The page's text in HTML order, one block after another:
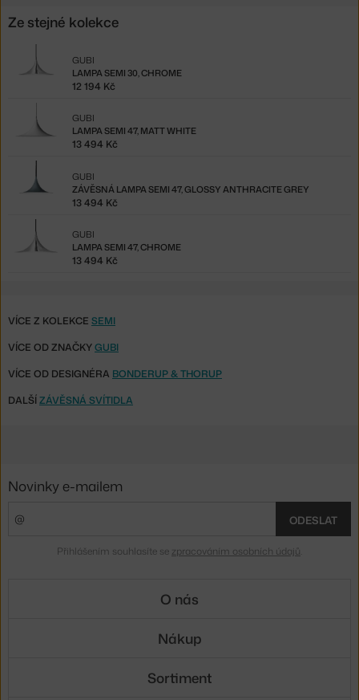
Ze stejné kolekce
LAMPA SEMI 30, CHROME
GUBI
12 194 Kč
LAMPA SEMI 47, MATT WHITE
GUBI
13 494 Kč
ZÁVĚSNÁ LAMPA SEMI 47, GLOSSY ANTHRACITE GREY
GUBI
13 494 Kč
LAMPA SEMI 47, CHROME
GUBI
13 494 Kč
VÍCE Z KOLEKCE SEMI
VÍCE OD ZNAČKYGUBI
VÍCE OD DESIGNÉRA BONDERUP & THORUP
DALŠÍZÁVĚSNÁ SVÍTIDLA
Novinky e-mailem
ODESLAT
Přihlášením souhlasíte se zpracováním osobních údajů
O nás
Nákup
Sortiment